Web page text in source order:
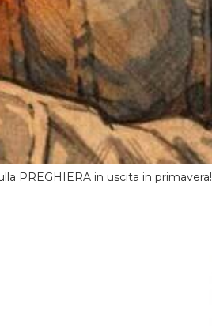
PREGHIERA in uscita in primavera!